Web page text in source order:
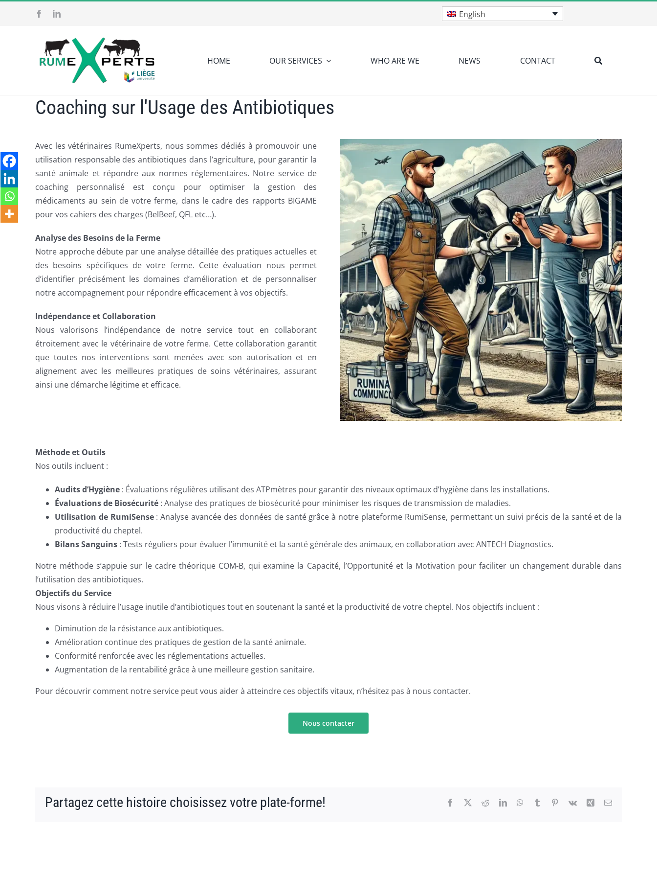
English
HOME OUR SERVICES WHO ARE WE NEWS CONTACT
Coaching sur l'Usage des Antibiotiques
Avec les vétérinaires RumeXperts, nous sommes dédiés à promouvoir une
utilisation responsable des antibiotiques dans l’agriculture, pour garantir la
santé animale et répondre aux normes réglementaires. Notre service de
coaching personnalisé est conçu pour optimiser la gestion des
médicaments au sein de votre ferme, dans le cadre des rapports BIGAME
pour vos cahiers des charges (BelBeef, QFL etc…).
Analyse des Besoins de la Ferme
Notre approche débute par une analyse détaillée des pratiques actuelles et
des besoins spécifiques de votre ferme. Cette évaluation nous permet
d’identifier précisément les domaines d’amélioration et de personnaliser
notre accompagnement pour répondre efficacement à vos objectifs.
Indépendance et Collaboration
Nous valorisons l’indépendance de notre service tout en collaborant
étroitement avec le vétérinaire de votre ferme. Cette collaboration garantit
que toutes nos interventions sont menées avec son autorisation et en
alignement avec les meilleures pratiques de soins vétérinaires, assurant
ainsi une démarche légitime et efficace.
Méthode et Outils
Nos outils incluent :
Audits d’Hygiène: Évaluations régulières utilisant des ATPmètres pour garantir des niveaux optimaux d’hygiène dans les installations.
Évaluations de Biosécurité: Analyse des pratiques de biosécurité pour minimiser les risques de transmission de maladies.
Utilisation de RumiSense: Analyse avancée des données de santé grâce à notre plateforme RumiSense, permettant un suivi précis de la santé et de la
productivité du cheptel.
Bilans Sanguins: Tests réguliers pour évaluer l’immunité et la santé générale des animaux, en collaboration avec ANTECH Diagnostics.
Notre méthode s’appuie sur le cadre théorique COM-B, qui examine la Capacité, l’Opportunité et la Motivation pour faciliter un changement durable dans
l’utilisation des antibiotiques.
Objectifs du Service
Nous visons à réduire l’usage inutile d’antibiotiques tout en soutenant la santé et la productivité de votre cheptel. Nos objectifs incluent :
Diminution de la résistance aux antibiotiques.
Amélioration continue des pratiques de gestion de la santé animale.
Conformité renforcée avec les réglementations actuelles.
Augmentation de la rentabilité grâce à une meilleure gestion sanitaire.
Pour découvrir comment notre service peut vous aider à atteindre ces objectifs vitaux, n’hésitez pas à nous contacter.
Nous contacter
Partagez cette histoire choisissez votre plate-forme! Facebook RedditLinkedInWhatsApp
Tumblr Pinterest
Vk Xing Email